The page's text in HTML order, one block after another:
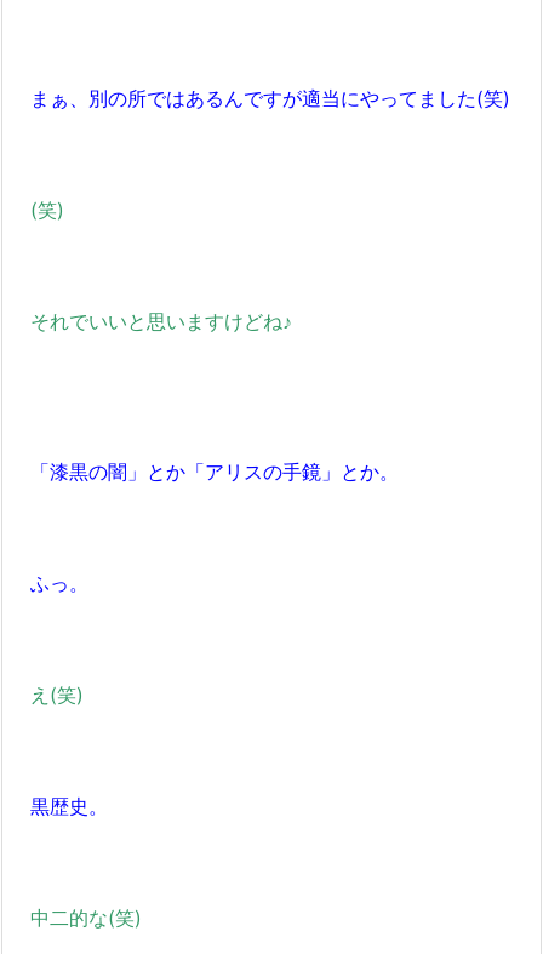
まぁ、別の所ではあるんですが適当にやってました(笑)
(笑)
それでいいと思いますけどね♪
「漆黒の闇」とか「アリスの手鏡」とか。
ふっ。
え(笑)
黒歴史。
中二的な(笑)